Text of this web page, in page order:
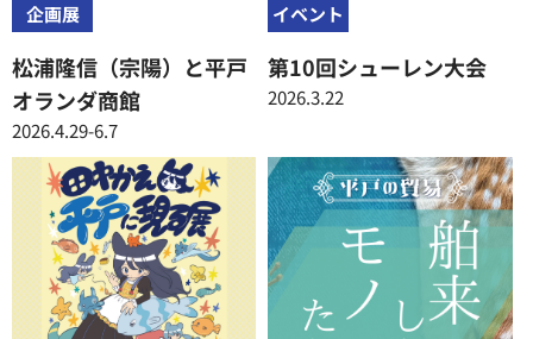
企画展
松浦隆信（宗陽）と平戸
オランダ商館
2026.4.29-6.7
イベント
第10回シューレン大会
2026.3.22